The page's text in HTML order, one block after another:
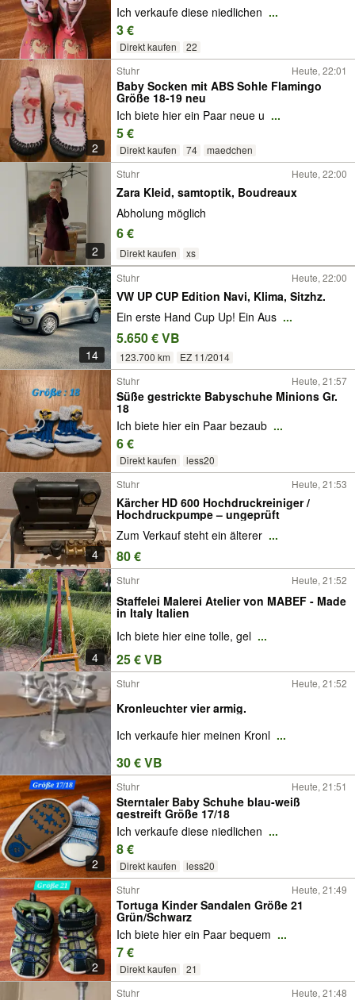
Ich verkaufe diese niedlichen ...
3 €
Direkt kaufen 22
2
Stuhr Heute, 22:01
Baby Socken mit ABS Sohle Flamingo
Größe 18-19 neu
Ich biete hier ein Paar neue u ...
5 €
Direkt kaufen 74 maedchen
2
Stuhr Heute, 22:00
Zara Kleid, samtoptik, Boudreaux
Abholung möglich
6 €
Direkt kaufen xs
14
Stuhr Heute, 22:00
VW UP CUP Edition Navi, Klima, Sitzhz.
Ein erste Hand Cup Up! Ein Aus ...
5.650 € VB
123.700 km
EZ 11/2014
Stuhr
Heute, 21:57
Süße gestrickte Babyschuhe Minions Gr.
18
Ich biete hier ein Paar bezaub ...
6 €
Direkt kaufen less20
4
Stuhr Heute, 21:53
Kärcher HD 600 Hochdruckreiniger /
Hochdruckpumpe – ungeprüft
Zum Verkauf steht ein älterer ...
80 €
4
Stuhr Heute, 21:52
Staffelei Malerei Atelier von MABEF - Made
in Italy Italien
Ich biete hier eine tolle, gel ...
25 € VB
Stuhr Heute, 21:52
Kronleuchter vier armig.
Ich verkaufe hier meinen Kronl ...
30 € VB
2
Stuhr Heute, 21:51
Sterntaler Baby Schuhe blau-weiß
gestreift Größe 17/18
Ich verkaufe diese niedlichen ...
8 €
Direkt kaufen less20
2
Stuhr Heute, 21:49
Tortuga Kinder Sandalen Größe 21
Grün/Schwarz
Ich biete hier ein Paar bequem ...
7 €
Direkt kaufen 21
Stuhr Heute, 21:48